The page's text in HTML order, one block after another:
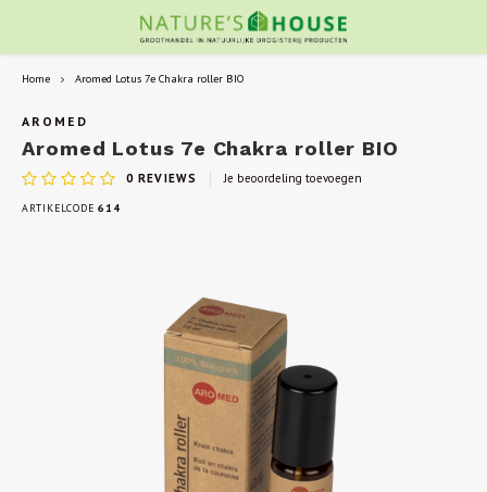
Home Aromed Lotus 7e Chakra roller BIO
AROMED
Aromed Lotus 7e Chakra roller BIO
0 REVIEWS Je beoordeling toevoegen
ARTIKELCODE 614